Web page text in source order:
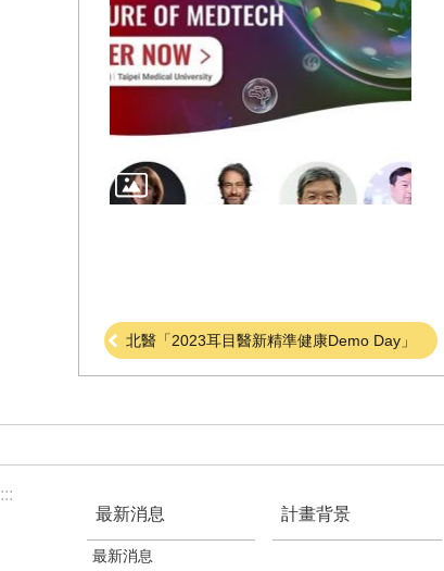
北醫「2023耳目醫新精準健康Demo Day」
:::
最新消息
最新消息
計畫背景